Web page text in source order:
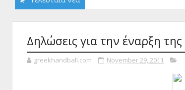
Δηλώσεις για την έναρξη
greekhandball.com November 29, 2011